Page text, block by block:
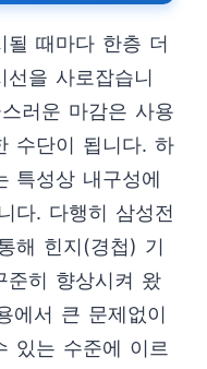
될 때마다 한층 더
을 사로잡습니
러운 마감은 사용
수단이 됩니다. 하
특성상 내구성에
다. 다행히 삼성전
해 힌지(경첩) 기
준히 향상시켜 왔
에서 큰 문제없이
있는 수준에 이르